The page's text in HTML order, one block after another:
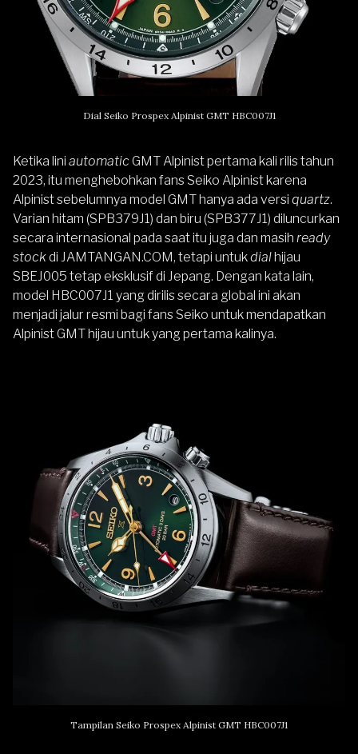
Dial Seiko Prospex Alpinist GMT HBC007J1
Ketika lini automatic GMT Alpinist pertama kali rilis tahun
2023, itu menghebohkan fans Seiko Alpinist karena ​​
Alpinist sebelumnya model GMT hanya ada versi quartz.
Varian hitam (SPB379J1) dan biru (SPB377J1) diluncurkan
secara internasional pada saat itu juga dan masih ready
stockdi JAMTANGAN.COM, tetapi untukdialhijau
SBEJ005 tetap eksklusif di Jepang. Dengan kata lain,
model HBC007J1 yang dirilis secara global ini akan
menjadi jalur resmi bagi fans Seiko untuk mendapatkan
Alpinist GMT hijau untuk yang pertama kalinya.
Tampilan Seiko Prospex Alpinist GMT HBC007J1